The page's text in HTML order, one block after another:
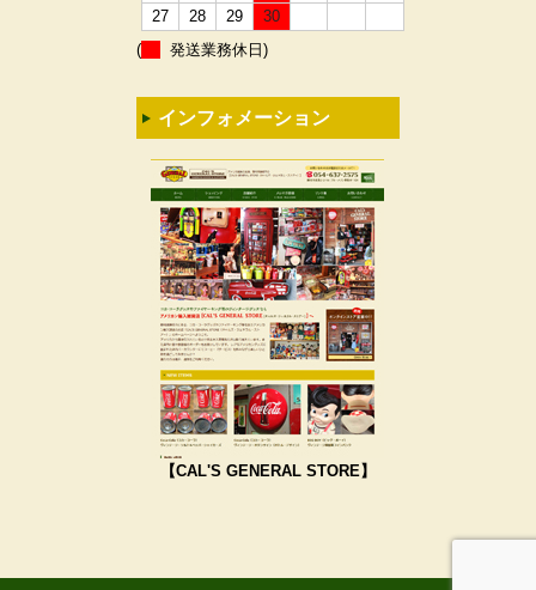
27
28 29
30
(
発送業務休日)
インフォメーション
【CAL'S GENERAL STORE】